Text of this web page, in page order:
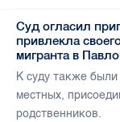
Суд огласил
привлекла
мигранта в
К суду также
местных,
родственников.